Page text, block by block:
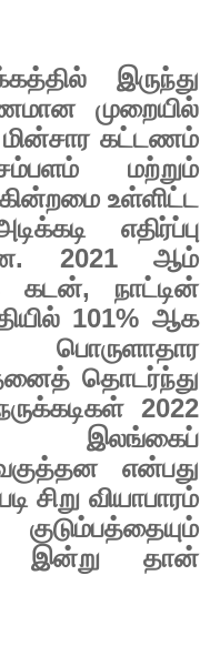
இருந்து
முறையில்
மின்சார கட்டணம்
மற்றும்
உள்ளிட்ட
எதிர்ப்பு
. 2021ஆம்
கடன், நாட்டின்
101% ஆக
பொருளாதார
தொடர்ந்து
2022
இலங்கைப்
என்பது
சிறு வியாபாரம்
குடும்பத்தையும்
இன்று
தான்